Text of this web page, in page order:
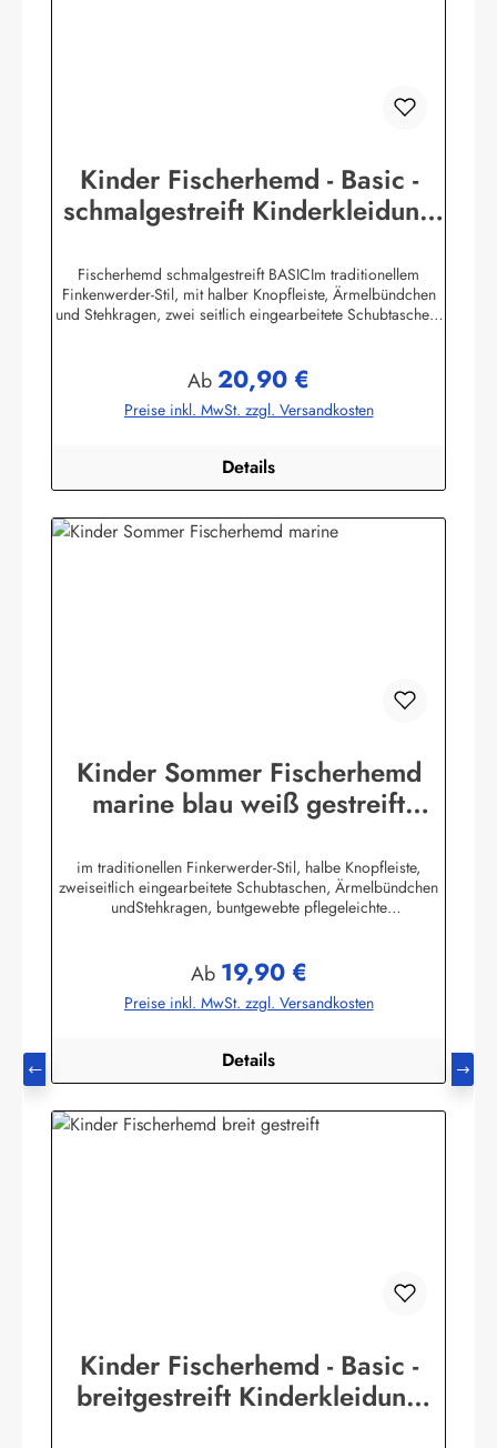
Kinder Fischerhemd - Basic -
schmalgestreift Kinderkleidung
Fischerhemd schmalgestreift BASICIm traditionellem
Finkenwerder-Stil, mit halber Knopfleiste, Ärmelbündchen
und Stehkragen, zwei seitlich eingearbeitete Schubtaschen,
Wittmundinfo@modas-bekleidung.de
Regulärer Preis:
Ab20,90 €
Preise inkl. MwSt. zzgl. Versandkosten
Details
Kinder Sommer Fischerhemd
marine blau weiß gestreift
im traditionellen Finkerwerder-Stil, halbe Knopfleiste,
zweiseitlich eingearbeitete Schubtaschen, Ärmelbündchen
undStehkragen, buntgewebte pflegeleichte
GmbHHeglitzer Str. 1226409 Wittmundinfo@modas-
bekleidung.de
Regulärer Preis:
Ab 19,90 €
Preise inkl. MwSt. zzgl. Versandkosten
Details
Kinder Fischerhemd - Basic -
breitgestreift Kinderkleidung